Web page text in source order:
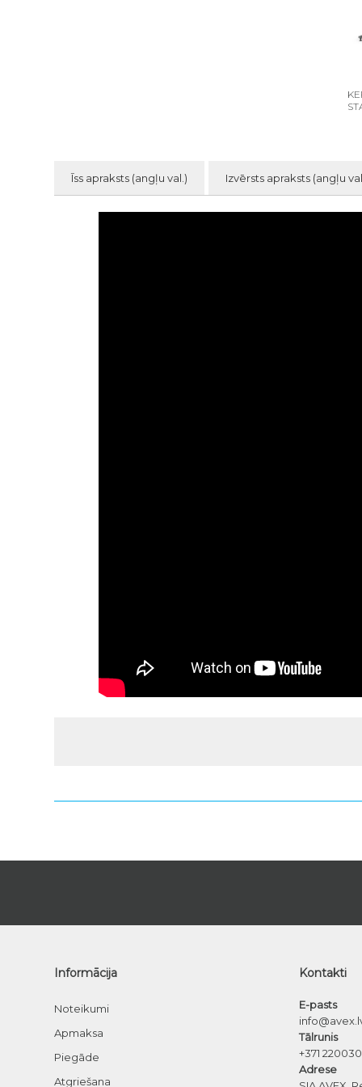
Īss apraksts (angļu val.) Izvērsts apraksts (angļu
Informācija
Noteikumi
Apmaksa
Piegāde
Atgriešana
Kontakti
E-pasts
Tālrunis
+371
Adrese